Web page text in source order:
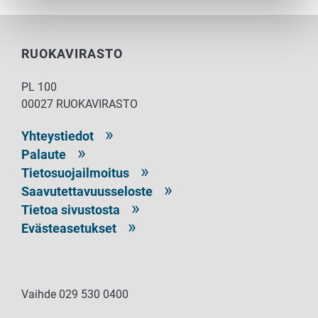
RUOKAVIRASTO
PL 100
00027 RUOKAVIRASTO
Yhteystiedot
Palaute
Tietosuojailmoitus
Saavutettavuusseloste
Tietoa sivustosta
Evästeasetukset
Vaihde 029 530 0400